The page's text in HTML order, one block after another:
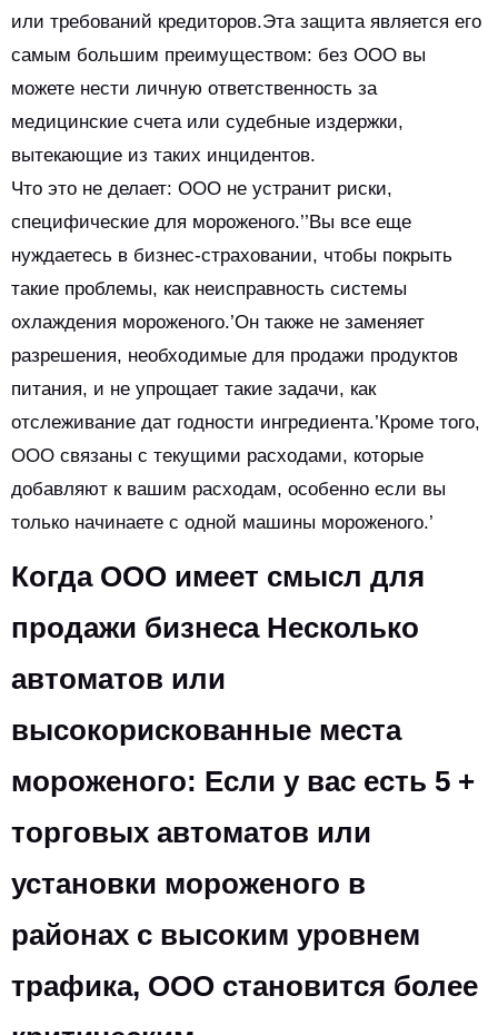
или требований кредиторов.Эта защита является его
самым большим преимуществом: без ООО вы
можете нести личную ответственность за
медицинские счета или судебные издержки,
вытекающие из таких инцидентов.
Что это не делает: ООО не устранит риски,
специфические для мороженого.’’Вы все еще
нуждаетесь в бизнес-страховании, чтобы покрыть
такие проблемы, как неисправность системы
охлаждения мороженого.’Он также не заменяет
разрешения, необходимые для продажи продуктов
питания, и не упрощает такие задачи, как
отслеживание дат годности ингредиента.’Кроме того,
ООО связаны с текущими расходами, которые
добавляют к вашим расходам, особенно если вы
только начинаете с одной машины мороженого.’
Когда ООО имеет смысл для
продажи бизнеса Несколько
автоматов или
высокорискованные места
мороженого: Если у вас есть 5 +
торговых автоматов или
установки мороженого в
районах с высоким уровнем
трафика, ООО становится более